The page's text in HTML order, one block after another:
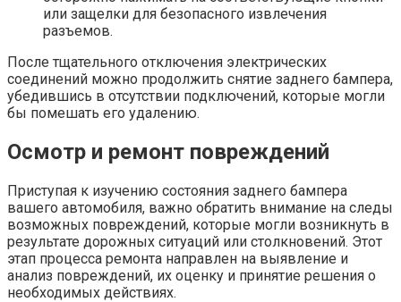
или защелки для безопасного извлечения
разъемов.
После тщательного отключения электрических
соединений можно продолжить снятие заднего бампера,
убедившись в отсутствии подключений, которые могли
бы помешать его удалению.
Осмотр и ремонт повреждений
Приступая к изучению состояния заднего бампера
вашего автомобиля, важно обратить внимание на следы
возможных повреждений, которые могли возникнуть в
результате дорожных ситуаций или столкновений. Этот
этап процесса ремонта направлен на выявление и
анализ повреждений, их оценку и принятие решения о
необходимых действиях.